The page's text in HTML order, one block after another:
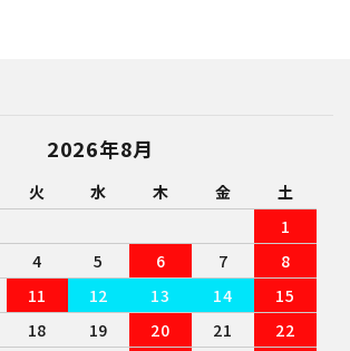
2026年8月
火 水 木 金
土
1
4 5 6 7
8
11 12 13 14
15
18 19 20 21
22